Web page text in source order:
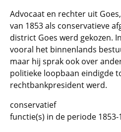
Advocaat en rechter uit
van 1853 als conservatieve
district Goes werd gekozen.
vooral het binnenlands
maar hij sprak ook over
politieke loopbaan eindigde
rechtbankpresident werd.
conservatief
functie(s) in de periode